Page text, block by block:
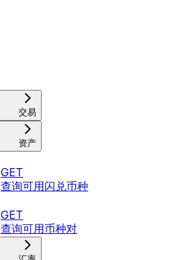
交易
资产
GET
查询可用闪兑币种
GET
查询可用币种对